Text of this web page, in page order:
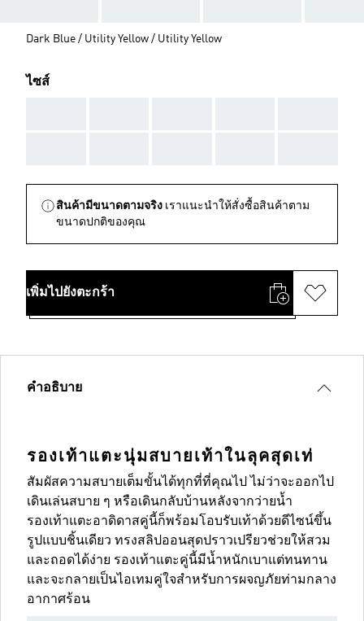
Dark Blue / Utility Yellow / Utility Yellow
ไซส์
สินค้ามีขนาดตามจริง เราแนะนำให้สั่งซื้อสินค้าตาม
ขนาดปกติของคุณ
เพิ่มไปยังตะกร้า
คำอธิบาย
รองเท้าแตะนุ่มสบายเท้าในลุคสุดเท่
สัมผัสความสบายเต็มขั้นได้ทุกที่ที่คุณไป ไม่ว่าจะออกไป
เดินเล่นสบาย ๆ หรือเดินกลับบ้านหลังจากว่ายน้ำ
รองเท้าแตะอาดิดาสคู่นี้ก็พร้อมโอบรับเท้าด้วยดีไซน์ขึ้น
รูปแบบชิ้นเดียว ทรงสลิปออนสุดปราวเปรียวช่วยให้สวม
และถอดได้ง่าย รองเท้าแตะคู่นี้มีน้ำหนักเบาแต่ทนทาน
และจะกลายเป็นไอเทมคู่ใจสำหรับการผจญภัยท่ามกลาง
อากาศร้อน